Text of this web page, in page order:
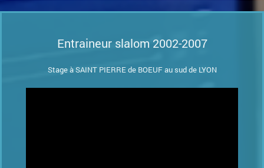
Entraineur slalom 2002-2007
Stage à SAINT PIERRE de BOEUF au sud de LYON